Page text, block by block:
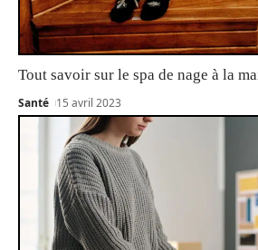
Tout savoir sur le spa de nage à la
Santé 15 avril 2023